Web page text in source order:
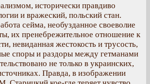
исторически правдиво
и вражеский, польский стан.
сейма, необузданное своеволие
их пренебрежительное отношение к
невиданная жестокость и трусость,
споры и раздоры между гетманами
не только в украинских,
Правда, в изображении